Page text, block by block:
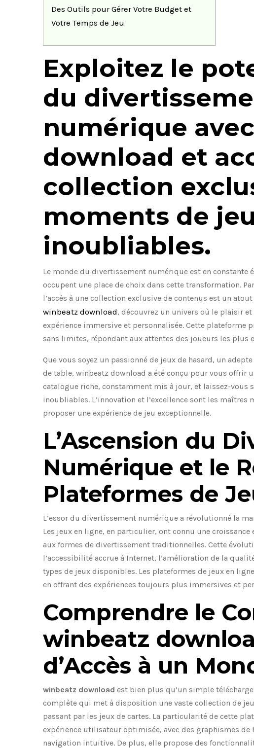
Des Outils pour Gérer Votre Budget et
Votre Temps de Jeu
Exploitez le
du
numérique
download et
collection
moments de jeu
inoubliables.
Le monde du divertissement numérique est en constante
occupent une place de choix dans cette transformation.
l’accès à une collection exclusive de contenus est un
winbeatz download, découvrez un univers où le plaisir
expérience immersive et personnalisée. Cette plateforme
sans limites, répondant aux attentes des joueurs les plus
Que vous soyez un passionné de jeux de hasard, un
de table, winbeatz download a été conçu pour vous offrir
catalogue riche, constamment mis à jour, et laissez-vous
inoubliables. L’innovation et l’excellence sont les maîtres
proposer une expérience de jeu exceptionnelle.
L’Ascension du
Numérique et le
Plateformes de
L’essor du divertissement numérique a révolutionné la
Les jeux en ligne, en particulier, ont connu une
aux formes de divertissement traditionnelles. Cette
l’accessibilité accrue à Internet, l’amélioration de la
types de jeux disponibles. Les plateformes de jeux en
en offrant des expériences toujours plus immersives et
Comprendre le
winbeatz
d’Accès à un
winbeatz download est bien plus qu’un simple
complète qui met à disposition une vaste collection de
passant par les jeux de cartes. La particularité de cette
expérience utilisateur optimisée, avec des graphismes
navigation intuitive. De plus, elle propose des